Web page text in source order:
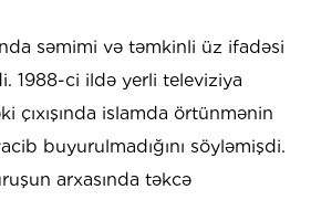
səmimi və təmkinli üz ifadəsi
1988-ci ildə yerli televiziya
çıxışında islamda örtünmənin
buyurulmadığını söyləmişdi.
arxasında təkcə